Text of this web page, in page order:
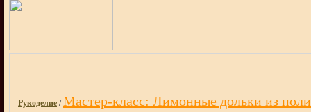
Рукоделие /Мастер-класс: Лимонные дольки из